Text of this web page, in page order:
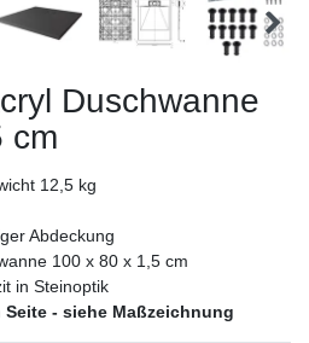
Duschwanne
cm
12,5 kg
Abdeckung
100 x 80 x 1,5 cm
in Steinoptik
- siehe Maßzeichnung